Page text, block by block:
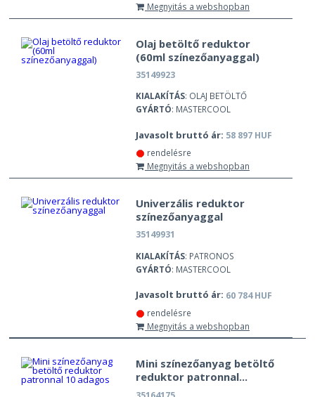
Megnyitás a webshopban
Olaj betöltő reduktor
(60ml színezőanyaggal)
35149923
KIALAKÍTÁS: OLAJ BETÖLTŐ
GYÁRTÓ: MASTERCOOL
Javasolt bruttó ár: 58 897 HUF
rendelésre
Megnyitás a webshopban
Univerzális reduktor
színezőanyaggal
35149931
KIALAKÍTÁS: PATRONOS
GYÁRTÓ: MASTERCOOL
Javasolt bruttó ár: 60 784 HUF
rendelésre
Megnyitás a webshopban
Mini színezőanyag betöltő
reduktor patronnal...